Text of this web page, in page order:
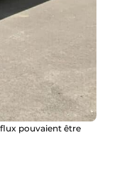
pouvaient être